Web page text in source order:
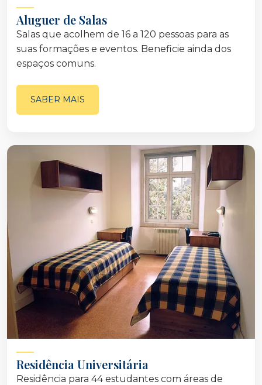
Aluguer de Salas
Salas que acolhem de 16 a 120 pessoas para as
suas formações e eventos. Beneficie ainda dos
espaços comuns.
SABER MAIS
Residência Universitária
Residência para 44 estudantes com áreas de